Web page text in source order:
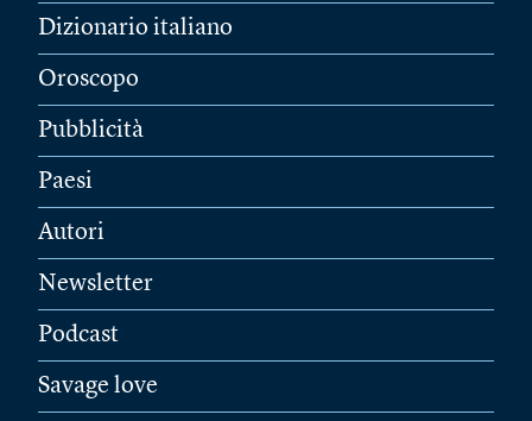
Dizionario italiano
Oroscopo
Pubblicità
Paesi
Autori
Newsletter
Podcast
Savage love